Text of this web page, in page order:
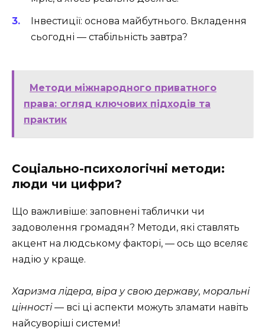
Інвестиції: основа майбутнього. Вкладення
сьогодні — стабільність завтра?
Методи міжнародного приватного
права: огляд ключових підходів та
практик
Соціально-психологічні методи:
люди чи цифри?
Що важливіше: заповнені таблички чи
задоволення громадян? Методи, які ставлять
акцент на людському факторі, — ось що вселяє
надію у краще.
Харизма лідера, віра у свою державу, моральні
цінності— всі ці аспекти можуть зламати навіть
найсуворіші системи!